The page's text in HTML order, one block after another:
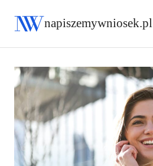
napiszemywniosek.pl